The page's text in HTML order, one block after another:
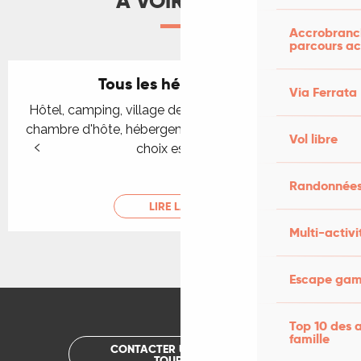
parcours
Via Ferrata
Vol libre
Multi-
Escape
Top 10 des
famille
Tous les hébergements
Hôtel, camping, village de vacances, gîte et location,
chambre d'hôte, hébergement insolite : dans le Lot, le
choix est grand !
LIRE LA SUITE
CONTACTER UN OFFICE DE